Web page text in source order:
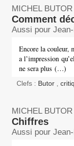
MICHEL BUTOR
Comment
Aussi pour
Encore la couleur,
a l’impression
ne sera plus (…)
Clefs : Butor
MICHEL BUTOR
Chiffres
Aussi pour